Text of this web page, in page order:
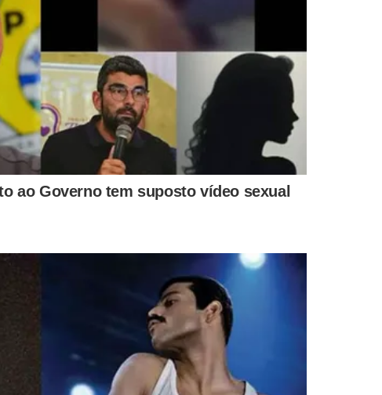
remédios como:
ou ibuprofeno, para diminuir a febre e aliviar a dor no
nasal;
para diminuir a taxa de multiplicação do vírus, reduzir a
remédios são normalmente indicados para serem iniciados
GERAL?
que esteja infectada;
as mãos ao rosto e, principalmente, à boca;
garantir que as mãos sempre estejam esterilizadas;
bastante água;
copos, talheres e travesseiros;
se de gotículas infectadas que possam estar no ar;